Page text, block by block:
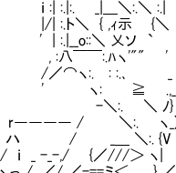
＼:.＼ :.| ｨｆ行
,ｨ示㍉ {＼ ゞ-
＼ 乂ソ ` ""
:.ﾊヽ'"" '
: :.､ _ ' ／ｉ
イ -=
ﾉ} ＿_ ／
:. ヽ_〉 〈,
＼:. {V
,/ {／///＞ ヽ|